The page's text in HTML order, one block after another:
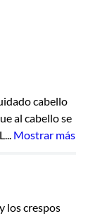
cabello
al cabello se
Mostrar más
los crespos